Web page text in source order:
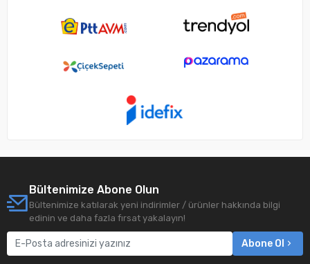
Bültenimize Abone Olun
Bültenimize katılarak yeni indirimler / ürünler hakkında bilgi
edinin ve daha fazla fırsat yakalayın!
Abone Ol